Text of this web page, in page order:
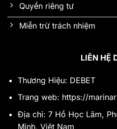
Quyền riêng tư
Miễn trừ trách nhiệm
LIÊN HỆ
Thương Hiệu: DEBET
Trang web: https://
Địa chỉ: 7 Hồ Học Lãm,
Minh, Việt Nam